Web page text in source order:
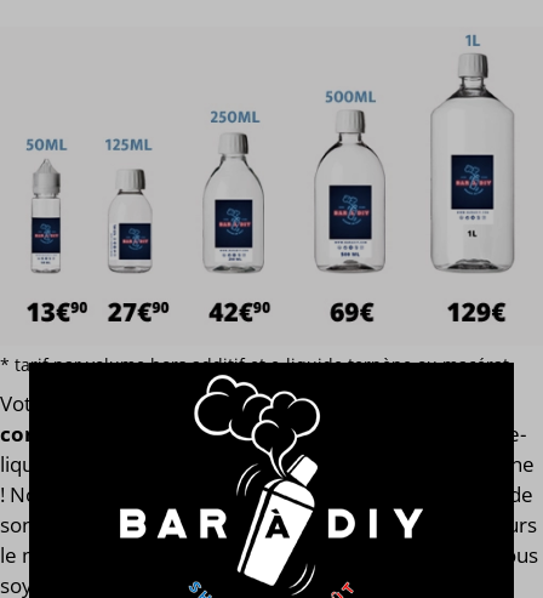
* tarif par volume hors additif et e-liquide terpène ou macérat
Votre e-liquide Absolute est assemblé
concentré original de la marque Gatsby®
. Finis les e-
liquides trop dilués après l'ajout des boosters de nicotine
! Notre calculateur mesure votre e-liquide en fonction de
son volume global. Votre e-liquide Absolute aura toujours
le même goût et les mêmes qualités gustatives, que vous
soyez en 0, 2, 9, 11 ou 14 mg/ml.